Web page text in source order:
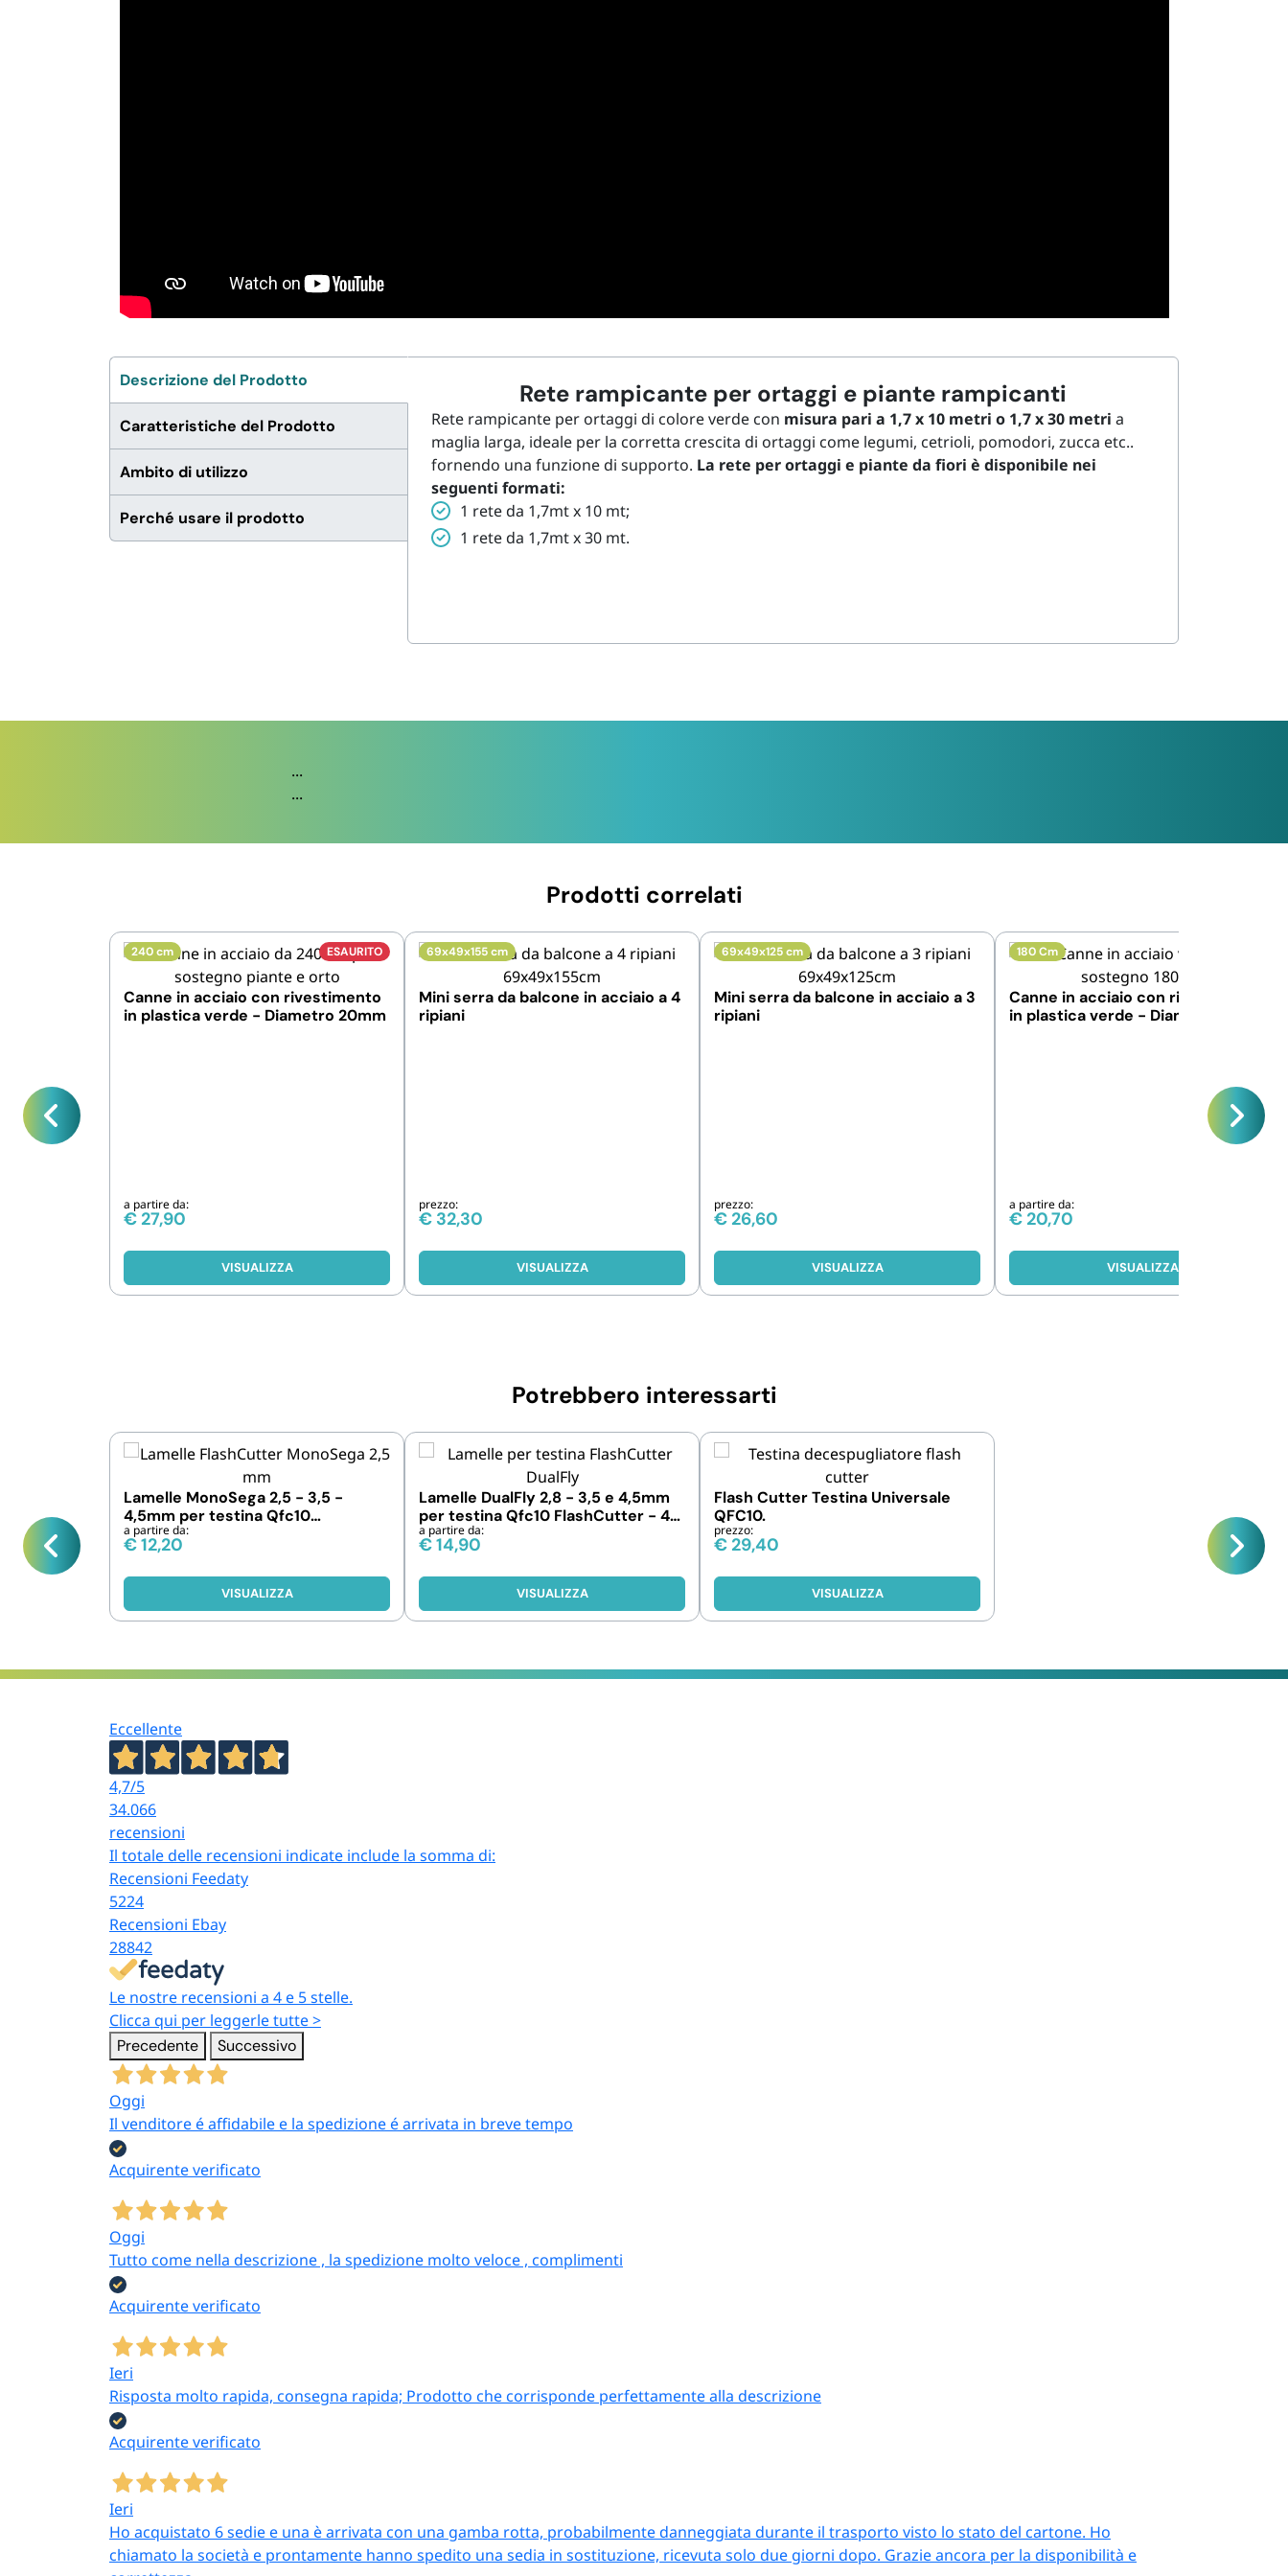
Descrizione del Prodotto
Caratteristiche del Prodotto
Ambito di utilizzo
Perché usare il prodotto
Rete rampicante per ortaggi e piante rampicanti
Rete rampicante per ortaggi di colore verde con misura pari a 1,7 x 10 metri o 1,7 x 30 metri a
maglia larga, ideale per la corretta crescita di ortaggi come legumi, cetrioli, pomodori, zucca etc..
fornendo una funzione di supporto. La rete per ortaggi e piante da fiori è disponibile nei
seguenti formati:
1 rete da 1,7mt x 10 mt;
1 rete da 1,7mt x 30 mt.
...
...
Prodotti correlati
ESAURITO
240 cm
Canne in acciaio con rivestimento
in plastica verde - Diametro 20mm
a partire da:
€ 27,90
VISUALIZZA
69x49x155 cm
Mini serra da balcone in acciaio a 4
ripiani
prezzo:
€ 32,30
VISUALIZZA
69x49x125 cm
Mini serra da balcone in acciaio a 3
ripiani
prezzo:
€ 26,60
VISUALIZZA
180 Cm
Canne in acciaio con rivestimento
in plastica verde - Diametro 16mm
a partire da:
€ 20,70
VISUALIZZA
Potrebbero interessarti
Lamelle MonoSega 2,5 - 3,5 -
4,5mm per testina Qfc10
FlashCutter
a partire da:
€12,20
VISUALIZZA
Lamelle DualFly 2,8 - 3,5 e 4,5mm
per testina Qfc10 FlashCutter - 40
o 400 fili
a partire da:
€14,90
VISUALIZZA
Flash Cutter Testina Universale
QFC10.
prezzo:
€ 29,40
VISUALIZZA
Eccellente
4,7/5
34.066
recensioni
Il totale delle recensioni indicate include la somma di:
Recensioni Feedaty
5224
Recensioni Ebay
28842
Le nostre recensioni a 4 e 5 stelle.
Clicca qui per leggerle tutte >
Precedente Successivo
Oggi
Il venditore é affidabile e la spedizione é arrivata in breve tempo
Acquirente verificato
Oggi
Tutto come nella descrizione , la spedizione molto veloce , complimenti
Acquirente verificato
Ieri
Risposta molto rapida, consegna rapida; Prodotto che corrisponde perfettamente alla descrizione
Acquirente verificato
Ieri
Ho acquistato 6 sedie e una è arrivata con una gamba rotta, probabilmente danneggiata durante il trasporto visto lo stato del cartone. Ho
chiamato la società e prontamente hanno spedito una sedia in sostituzione, ricevuta solo due giorni dopo. Grazie ancora per la disponibilità e